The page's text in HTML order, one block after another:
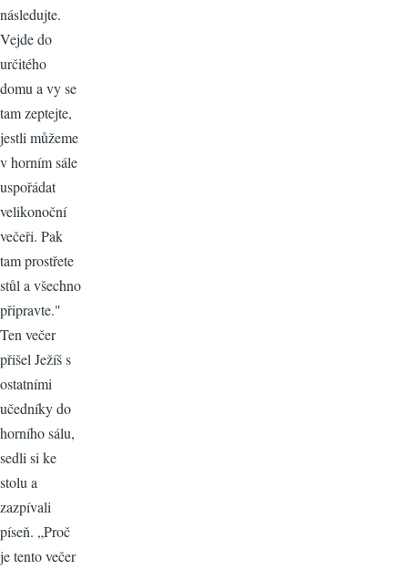
následujte.
Vejde do
určitého
domu a vy se
tam zeptejte,
jestli můžeme
v horním sále
uspořádat
velikonoční
večeři. Pak
tam prostřete
stůl a všechno
připravte."
Ten večer
přišel Ježíš s
ostatními
učedníky do
horního sálu,
sedli si ke
stolu a
zazpívali
píseň. „Proč
je tento večer